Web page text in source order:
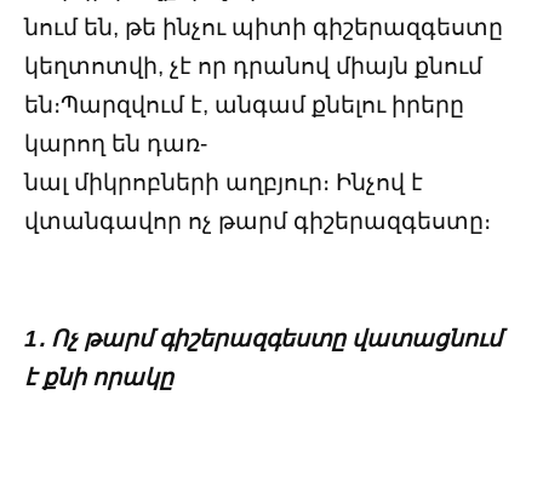
նում են, թե ինչու պիտի գիշերազգեստը
կեղտոտվի, չէ որ դրանով միայն քնում
են։Պարզվում է, անգամ քնելու իրերը
կարող են դառ-
նալ միկրոբների աղբյուր։ Ինչով է
վտանգավոր ոչ թարմ գիշերազգեստը։
1․ Ոչ թարմ գիշերազգեստը վատացնում
է քնի որակը